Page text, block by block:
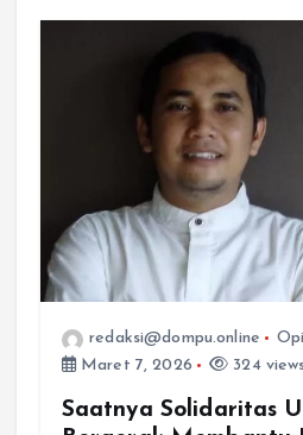
redaksi@dompu.online
Maret 7, 2026
324
Saatnya Solidaritas